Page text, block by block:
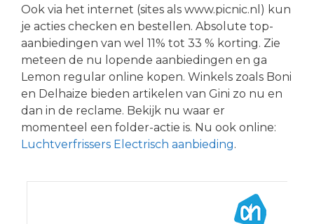
Ook via het internet (sites als www.picnic.nl) kun
je acties checken en bestellen. Absolute top-
aanbiedingen van wel 11% tot 33 % korting. Zie
meteen de nu lopende aanbiedingen en ga
Lemon regular online kopen. Winkels zoals Boni
en Delhaize bieden artikelen van Gini zo nu en
dan in de reclame. Bekijk nu waar er
momenteel een folder-actie is. Nu ook online:
Luchtverfrissers Electrisch aanbieding.